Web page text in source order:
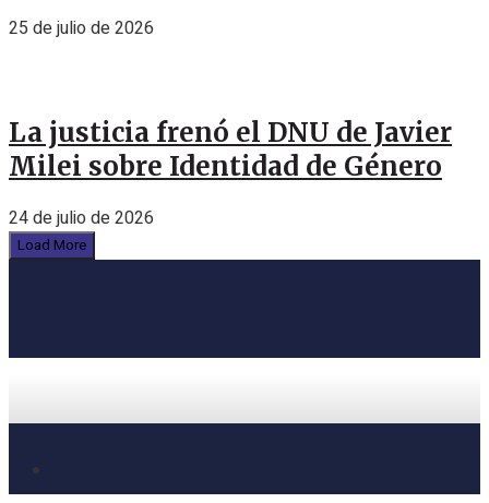
25 de julio de 2026
La justicia frenó el DNU de Javier
Milei sobre Identidad de Género
24 de julio de 2026
Load More